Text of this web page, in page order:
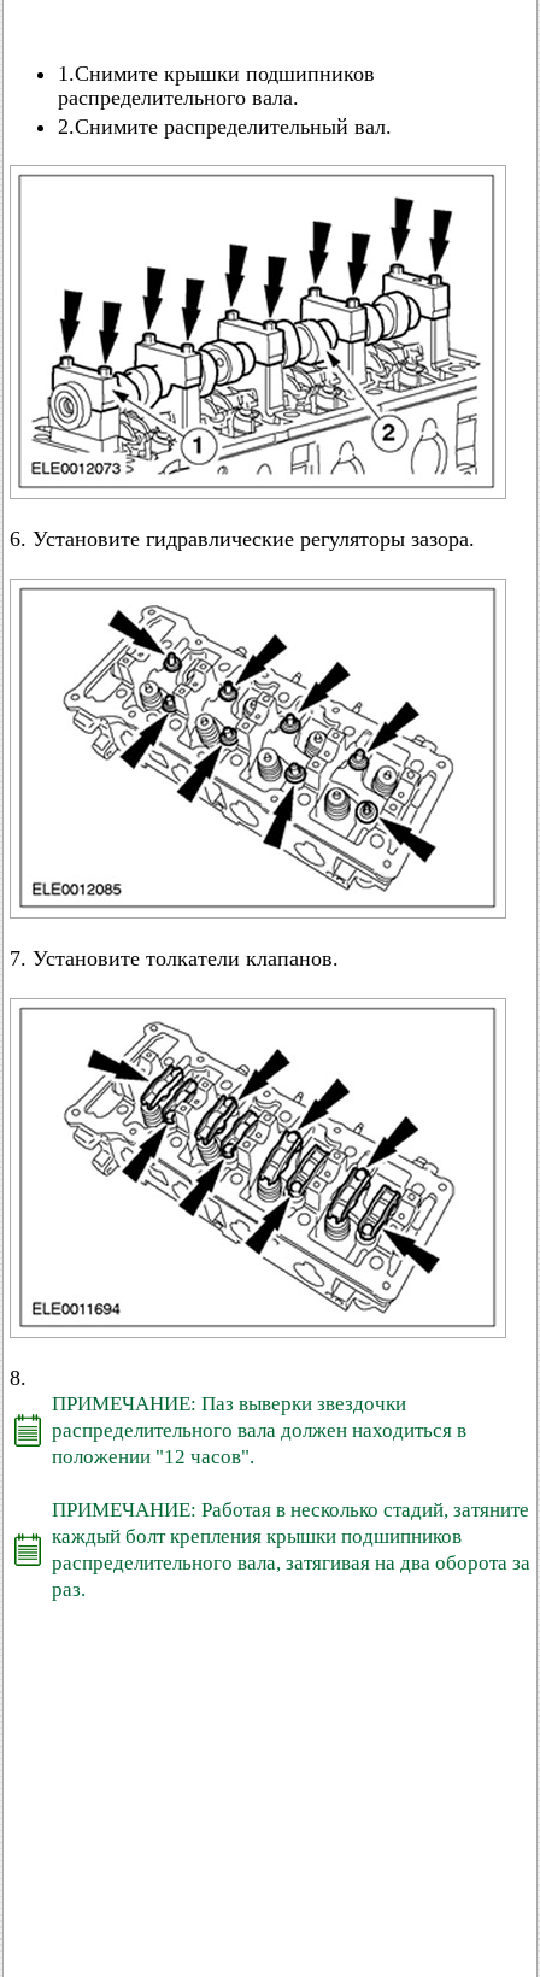
1.Снимите крышки подшипников
распределительного вала.
2.Снимите распределительный вал.
6. Установите гидравлические регуляторы зазора.
7. Установите толкатели клапанов.
8.
ПРИМЕЧАНИЕ: Паз выверки звездочки
распределительного вала должен находиться в
положении "12 часов".
ПРИМЕЧАНИЕ: Работая в несколько стадий, затяните
каждый болт крепления крышки подшипников
распределительного вала, затягивая на два оборота за
раз.